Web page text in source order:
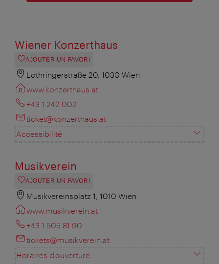
Wiener Konzerthaus
AJOUTER UN FAVORI
Lothringerstraße 20, 1030 Wien
www.konzerthaus.at
+43 1 242 002
ticket@konzerthaus.at
Accessibilité
Musikverein
AJOUTER UN FAVORI
Musikvereinsplatz 1, 1010 Wien
www.musikverein.at
+43 1 505 81 90
tickets@musikverein.at
Horaires d'ouverture